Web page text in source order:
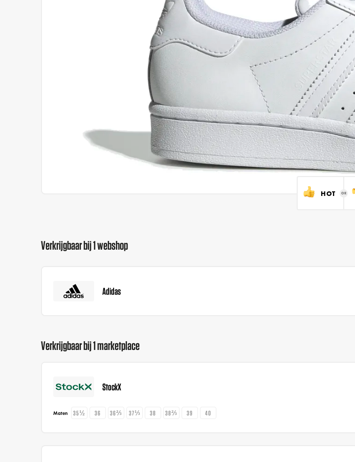
HOT
Verkrijgbaar bij 1 webshop
Adidas
Verkrijgbaar bij 1 marketplace
StockX
Maten 35½ 36 36⅔ 37⅓ 38 38⅔ 39 40